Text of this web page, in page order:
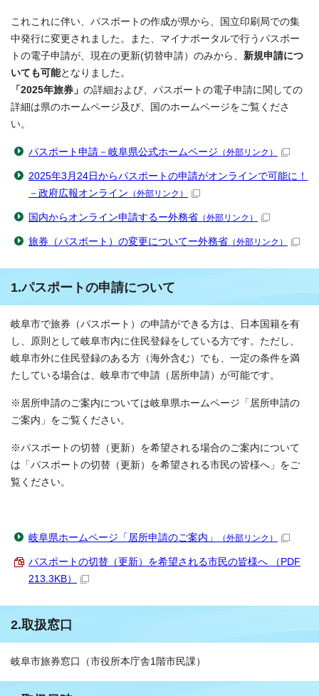
これこれに伴い、パスポートの作成が県から、国立印刷局での集
中発行に変更されました。また、マイナポータルで行うパスポー
トの電子申請が、現在の更新(切替申請）のみから、 新規申請につ
いても可能となりました。
「2025年旅券」 の詳細および、パスポートの電子申請に関しての
詳細は県のホームページ及び、国のホームページをご覧くださ
い。
パスポート申請－岐阜県公式ホームページ （外部リンク）
2025年3月24日からパスポートの申請がオンラインで可能に！
－政府広報オンライン （外部リンク）
国内からオンライン申請するー外務省 （外部リンク）
旅券（パスポート）の変更についてー外務省 （外部リンク）
1.パスポートの申請について
岐阜市で旅券（パスポート）の申請ができる方は、日本国籍を有
し、原則として岐阜市内に住民登録をしている方です。ただし、
岐阜市外に住民登録のある方（海外含む）でも、一定の条件を満
たしている場合は、岐阜市で申請（居所申請）が可能です。
※居所申請のご案内については岐阜県ホームページ「居所申請の
ご案内」をご覧ください。
※パスポートの切替（更新）を希望される場合のご案内について
は「パスポートの切替（更新）を希望される市民の皆様へ」をご
覧ください。
岐阜県ホームページ「居所申請のご案内」 （外部リンク）
パスポートの切替（更新）を希望される市民の皆様へ （PDF
213.3KB）
2.取扱窓口
岐阜市旅券窓口（市役所本庁舎1階市民課）